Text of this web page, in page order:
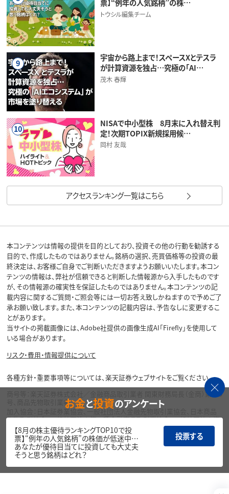
票】“例年の人気銘柄”の株…
トウシル編集チーム
9
宇宙から路上まで！スペースXとテスラ
が計算資源を独占…究極の「AI…
茂木 春輝
10
NISAで中小型株 8月末に入れ替え判
定！次期TOPIX新規採用候…
岡村 友哉
アクセスランキング一覧はこちら
本コンテンツは情報の提供を目的としており、投資その他の行動を勧誘する
目的で、作成したものではありません。銘柄の選択、売買価格等の投資の最
終決定は、お客様ご自身でご判断いただきますようお願いいたします。本コン
テンツの情報は、弊社が信頼できると判断した情報源から入手したものです
が、その情報源の確実性を保証したものではありません。本コンテンツの記
載内容に関するご質問・ご照会等には一切お答え致しかねますので予めご了
承お願い致します。また、本コンテンツの記載内容は、予告なしに変更するこ
とがあります。
当サイトの掲載画像には、Adobe社提供の画像生成AI「Firefly」を使用して
いる場合があります。
リスク・費用・情報提供について
各種方針・重要事項等については、楽天証券ウェブサイトをご覧ください。
商号等：楽天証券株式会社／金融商品取引業者 関東財務局長（金商）第195
号、商品先物取引業者
加入協会：日本証券業協会、一般社団法人金融先物取引業協会、日本商品
先物取引協会、一般社団法人第二種金融商品取引業協会、一般社団法人資
産運用業協会
Copyright©
1999-2026 Rakuten Securities, Inc. All
お金と投資のアンケート
【8月の株主優待ランキングTOP10で投
票】“例年の人気銘柄”の株価が低迷中…
あなたが優待目当てに投資しても大丈夫
そうと思う銘柄はどれ？
投票する